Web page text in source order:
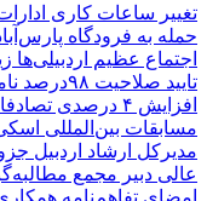
تغییر ساعات کاری
حمله به فرودگاه
اجتماع عظیم اردبیلی‌ها
تایید صلاحیت ۹۸درصد نامزدهای شوراهای روستای اردبیل
افزایش ۴ درصدی تصادفات فوتی در جاده‌های اردبیل
مسابقات بین‌المللی
مدیرکل ارشاد اردبیل
عالی دبیر مجمع
امضای تفاهم‌نامه